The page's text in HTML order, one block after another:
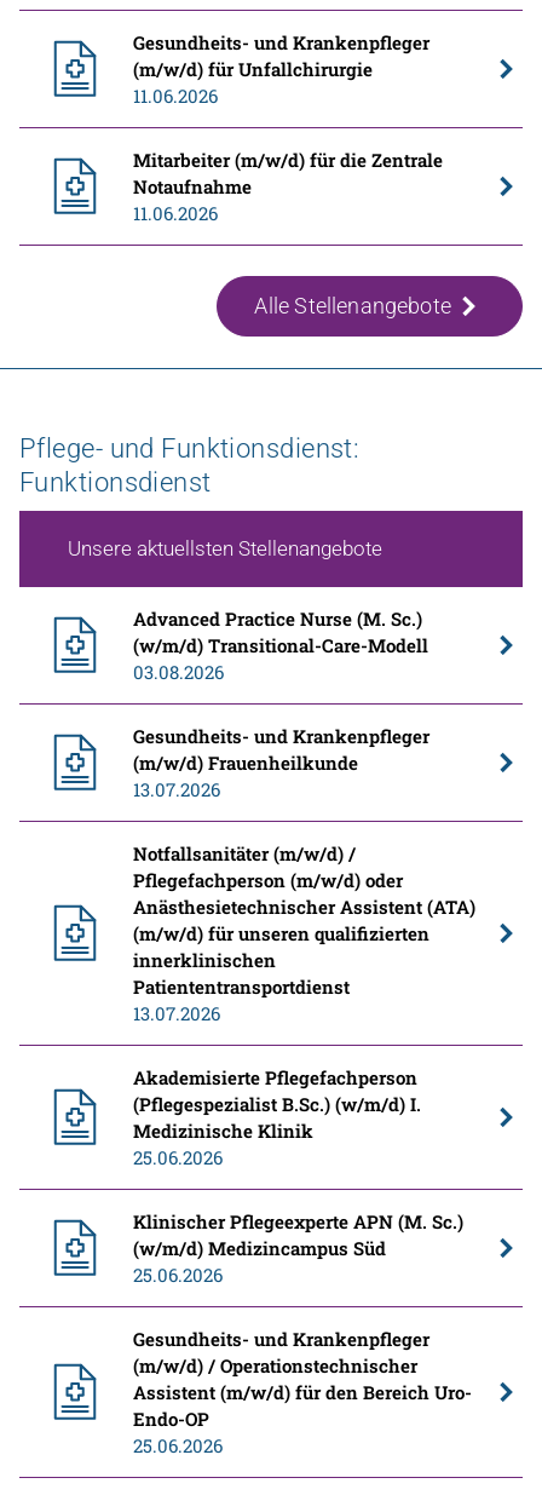
Gesundheits- und Krankenpfleger
(m/w/d) für Unfallchirurgie
11.06.2026
Mitarbeiter (m/w/d) für die Zentrale
Notaufnahme
11.06.2026
Alle Stellenangebote
Pflege- und Funktionsdienst:
Funktionsdienst
Unsere aktuellsten Stellenangebote
Advanced Practice Nurse (M. Sc.)
(w/m/d) Transitional-Care-Modell
03.08.2026
Gesundheits- und Krankenpfleger
(m/w/d) Frauenheilkunde
13.07.2026
Notfallsanitäter (m/w/d) /
Pflegefachperson (m/w/d) oder
Anästhesietechnischer Assistent (ATA)
(m/w/d) für unseren qualifizierten
innerklinischen
Patiententransportdienst
13.07.2026
Akademisierte Pflegefachperson
(Pflegespezialist B.Sc.) (w/m/d) I.
Medizinische Klinik
25.06.2026
Klinischer Pflegeexperte APN (M. Sc.)
(w/m/d) Medizincampus Süd
25.06.2026
Gesundheits- und Krankenpfleger
(m/w/d) / Operationstechnischer
Assistent (m/w/d) für den Bereich Uro-
Endo-OP
25.06.2026